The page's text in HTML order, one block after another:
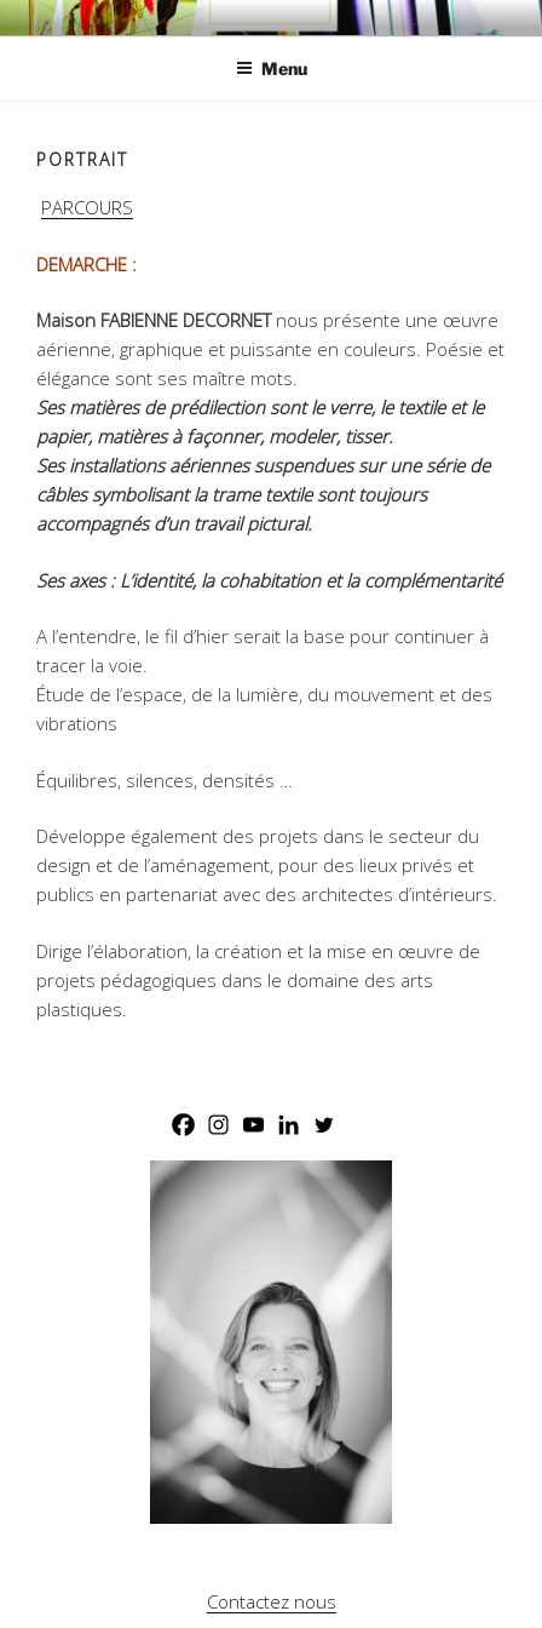
Aller
au
MAISON FABIENNE DECORNET
Menu
PORTRAIT
PARCOURS
DEMARCHE :
Maison FABIENNE DECORNETnous présente une œuvre
aérienne, graphique et puissante en couleurs. Poésie et
élégance sont ses maître mots.
Ses matières de prédilection sont le verre, le textile et le
papier, matières à façonner, modeler, tisser.
Ses installations aériennessuspendues sur une série de
câbles symbolisant la trame textile sont toujours
accompagnés d’un travail pictural.
Ses axes : L’identité, la cohabitation et la complémentarité
A l’entendre, le fil d’hier serait la base pour continuer à
tracer la voie.
Étude de l’espace, de la lumière, du mouvement et des
vibrations
Équilibres, silences, densités …
Développe également des projets dans le secteur du
design et de l’aménagement, pour des lieux privés et
publics en partenariat avec des architectes d’intérieurs.
Dirige l’élaboration, la création et la mise en œuvre de
projets pédagogiques dans le domaine des arts
plastiques.
Contactez nous